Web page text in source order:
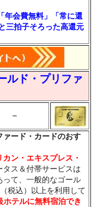
年会費無料」「常に還
三拍子そろった高還元
ルド・プリファ
－
ァード・カードのおす
ン・エキスプレス・
タス＆付帯サービスは
て、一般的なゴール
税込）以上を利用して
ホテルに無料宿泊でき